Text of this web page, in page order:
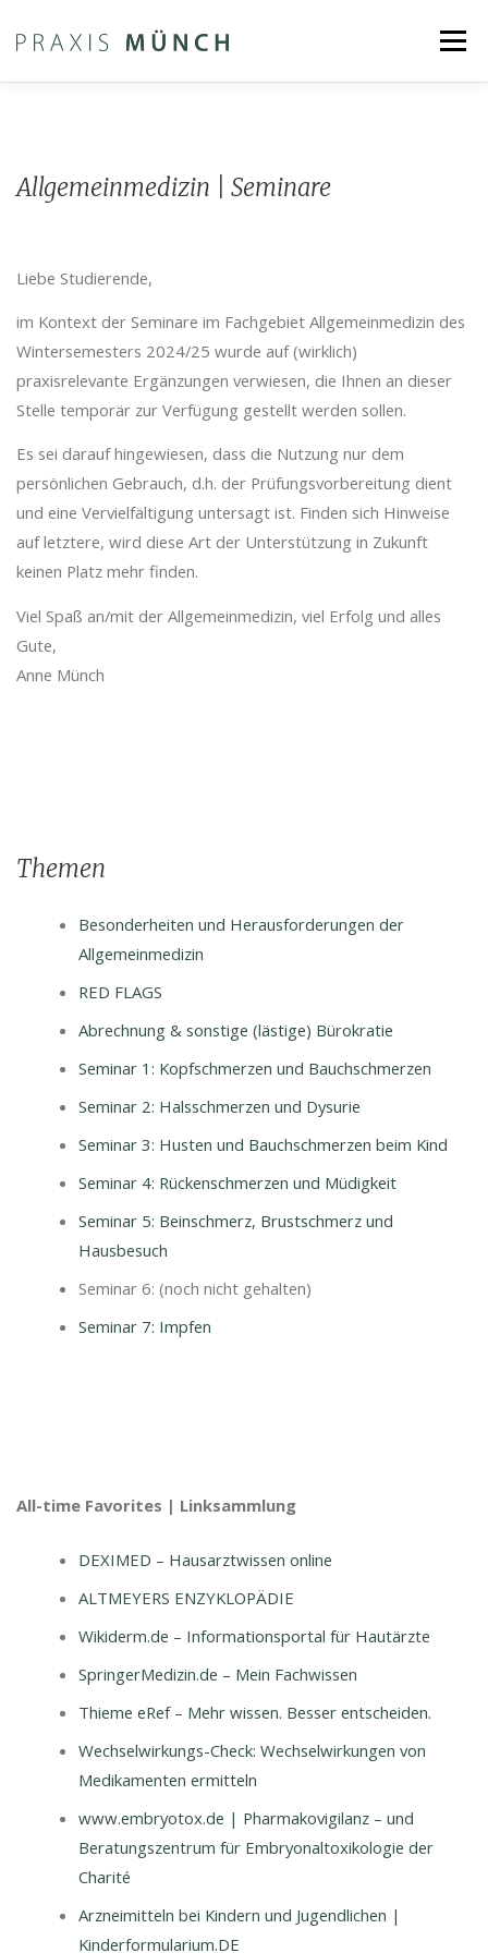
Inhalt
Menü
SPRECHZEITEN
LEHRE | FORSCHUNG
Allgemeinmedizin | Seminare
Liebe Studierende,
im Kontext der Seminare im Fachgebiet Allgemeinmedizin des
Wintersemesters 2024/25 wurde auf (wirklich)
praxisrelevante Ergänzungen verwiesen, die Ihnen an dieser
Stelle temporär zur Verfügung gestellt werden sollen.
Es sei darauf hingewiesen, dass die Nutzung nur dem
persönlichen Gebrauch, d.h. der Prüfungsvorbereitung dient
und eine Vervielfältigung untersagt ist. Finden sich Hinweise
auf letztere, wird diese Art der Unterstützung in Zukunft
keinen Platz mehr finden.
Viel Spaß an/mit der Allgemeinmedizin, viel Erfolg und alles
Gute,
Anne Münch
Themen
Besonderheiten und Herausforderungen der
Allgemeinmedizin
RED FLAGS
Abrechnung & sonstige (lästige) Bürokratie
Seminar 1: Kopfschmerzen und Bauchschmerzen
Seminar 2: Halsschmerzen und Dysurie
Seminar 3: Husten und Bauchschmerzen beim Kind
Seminar 4: Rückenschmerzen und Müdigkeit
Seminar 5: Beinschmerz, Brustschmerz und
Hausbesuch
Seminar 6: (noch nicht gehalten)
Seminar 7: Impfen
All-time Favorites | Linksammlung
DEXIMED – Hausarztwissen online
ALTMEYERS ENZYKLOPÄDIE
Wikiderm.de – Informationsportal für Hautärzte
SpringerMedizin.de – Mein Fachwissen
Thieme eRef – Mehr wissen. Besser entscheiden.
Wechselwirkungs-Check: Wechselwirkungen von
Medikamenten ermitteln
www.embryotox.de | Pharmakovigilanz – und
Beratungszentrum für Embryonaltoxikologie der
Charité
Arzneimitteln bei Kindern und Jugendlichen |
Kinderformularium.DE